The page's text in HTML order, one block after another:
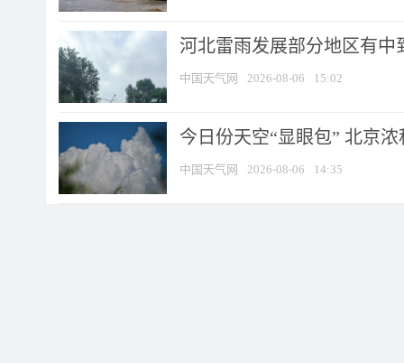
河北雷雨发展部分地区有中
中国天气网 2026-08-06 15:02
今日份天空“显眼包” 北京
中国天气网 2026-08-06 14:35